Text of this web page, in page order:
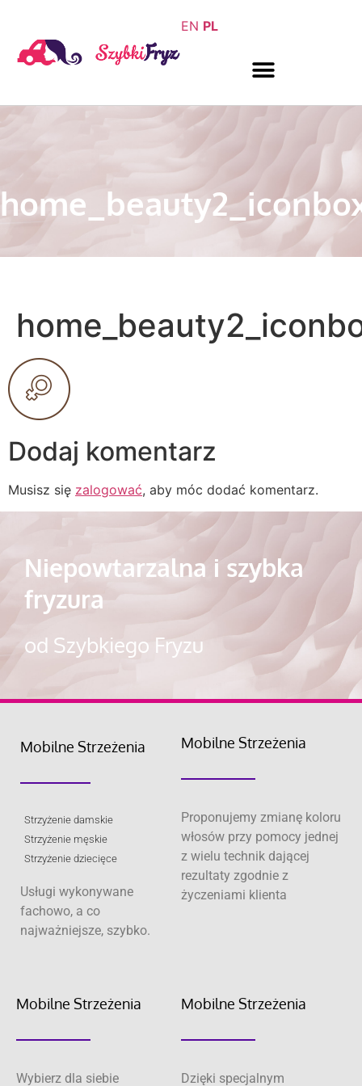
EN PL
Dodaj komentarz
Musisz się zalogować, aby móc dodać komentarz.
Niepowtarzalna i szybka
fryzura
od Szybkiego Fryzu
Mobilne Strzeżenia
Strzyżenie damskie
Strzyżenie męskie
Strzyżenie dziecięce
Usługi wykonywane
fachowo, a co
najważniejsze, szybko.
Mobilne Strzeżenia
Proponujemy zmianę koloru
włosów przy pomocy jednej
z wielu technik dającej
rezultaty zgodnie z
życzeniami klienta
Mobilne Strzeżenia
Wybierz dla siebie
Mobilne Strzeżenia
Dzięki specjalnym